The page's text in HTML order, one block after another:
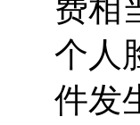
费相
个人
件发